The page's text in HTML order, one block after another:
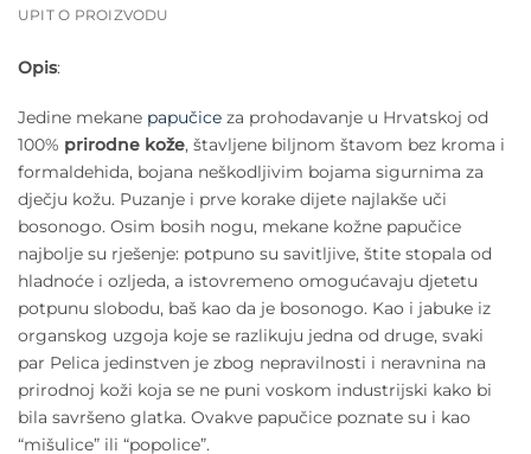
UPIT O PROIZVODU
Opis:
Jedine mekane papučice za prohodavanje u Hrvatskoj od
100% prirodne kože, štavljene biljnom štavom bez kroma i
formaldehida, bojana neškodljivim bojama sigurnima za
dječju kožu. Puzanje i prve korake dijete najlakše uči
bosonogo. Osim bosih nogu, mekane kožne papučice
najbolje su rješenje: potpuno su savitljive, štite stopala od
hladnoće i ozljeda, a istovremeno omogućavaju djetetu
potpunu slobodu, baš kao da je bosonogo. Kao i jabuke iz
organskog uzgoja koje se razlikuju jedna od druge, svaki
par Pelica jedinstven je zbog nepravilnosti i neravnina na
prirodnoj koži koja se ne puni voskom industrijski kako bi
bila savršeno glatka. Ovakve papučice poznate su i kao
“mišulice” ili “popolice”.